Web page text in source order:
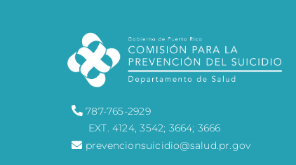
787-765-2929
EXT. 4124, 3542; 3664; 3666
prevencionsuicidio@salud.pr.gov